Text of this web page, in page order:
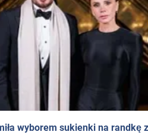
wyborem sukienki na randkę